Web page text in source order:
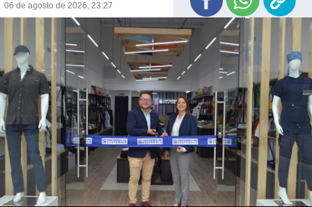
06 de agosto de 2026, 23:27